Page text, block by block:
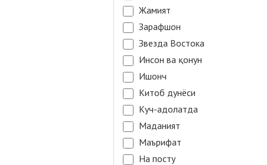
Жамият
Зарафшон
Звезда Востока
Инсон ва қонун
Ишонч
Китоб дунёси
Куч-адолатда
Маданият
Маърифат
На посту